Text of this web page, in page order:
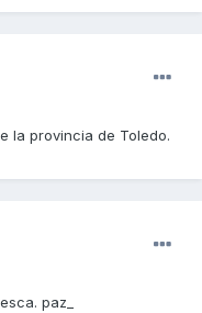
la provincia de Toledo.
paz_